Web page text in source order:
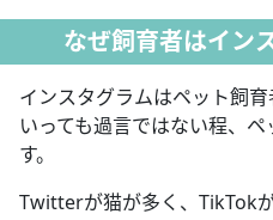
なぜ飼育者はイン
インスタグラムはペット飼
いっても過言ではない程、
す。
Twitterが猫が多く、TikTok